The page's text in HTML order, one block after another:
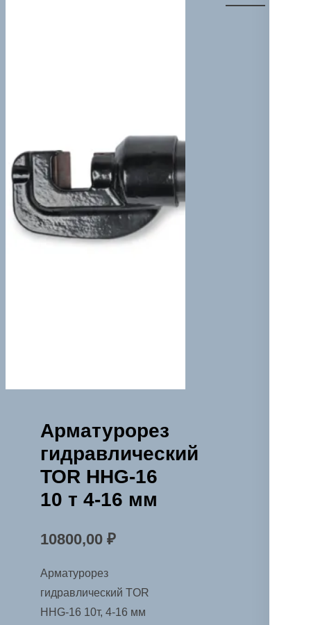
Арматурорез
гидравлический
TOR HHG-16
10 т 4-16 мм
10800,00 ₽
Арматурорез
гидравлический TOR
HHG-16 10т, 4-16 мм